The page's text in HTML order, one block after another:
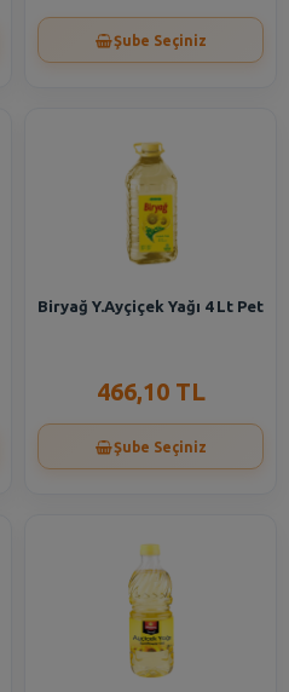
Şube Seçiniz
Biryağ Y.Ayçiçek Yağı 4 Lt Pet
466,10 TL
Şube Seçiniz